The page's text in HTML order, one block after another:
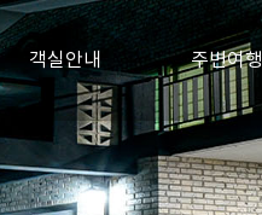
객실안내 주변여행